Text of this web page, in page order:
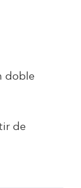
doble
de